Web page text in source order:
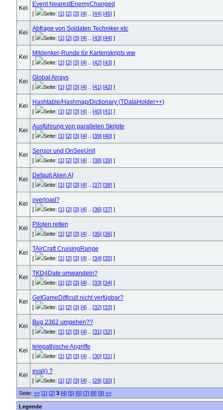
Event NearestEnemyChanged
[ Seite: [1] [2] [3] [4].. [44] [45]]
Abfrage von Soldaten Techniker etc
[ Seite: [1] [2] [3] [4].. [43] [44]]
Mitdenker-Runde für Kartenskripts ww
[ Seite: [1] [2] [3] [4].. [42] [43]]
Global Arrays
[ Seite: [1] [2] [3] [4].. [41] [42]]
Hashtable/Hashmap/Dictionary (TDataHolder++)
[ Seite: [1] [2] [3] [4].. [40] [41]]
Ausführung von parallelen Skripte
[ Seite: [1] [2] [3] [4].. [39] [40]]
Sensor und OnSeeUnit
[ Seite: [1] [2] [3] [4].. [38] [39]]
Default Alien AI
[ Seite: [1] [2] [3] [4].. [37] [38]]
overload?
[ Seite: [1] [2] [3] [4].. [36] [37]]
Piloten retten
[ Seite: [1] [2] [3] [4].. [35] [36]]
TAirCraft CruisingRange
[ Seite: [1] [2] [3] [4].. [34] [35]]
TKD4Date umwandeln?
[ Seite: [1] [2] [3] [4].. [33] [34]]
GetGameDifficult nicht verfügbar?
[ Seite: [1] [2] [3] [4].. [32] [33]]
Bug 2362 umgehen??
[ Seite: [1] [2] [3] [4].. [31] [32]]
telepathische Angriffe
[ Seite: [1] [2] [3] [4].. [30] [31]]
eval() ?
[ Seite: [1] [2] [3] [4].. [29] [30]]
Seite: << [1] [2] 3 [4] [5] [6] [7] [8] [9] >>
Legende